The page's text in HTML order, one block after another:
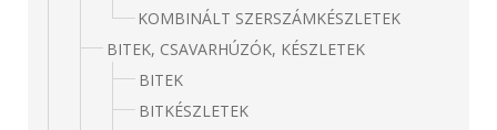
KOMBINÁLT SZERSZÁMKÉSZLETEK
BITEK, CSAVARHÚZÓK, KÉSZLETEK
BITEK
BITKÉSZLETEK